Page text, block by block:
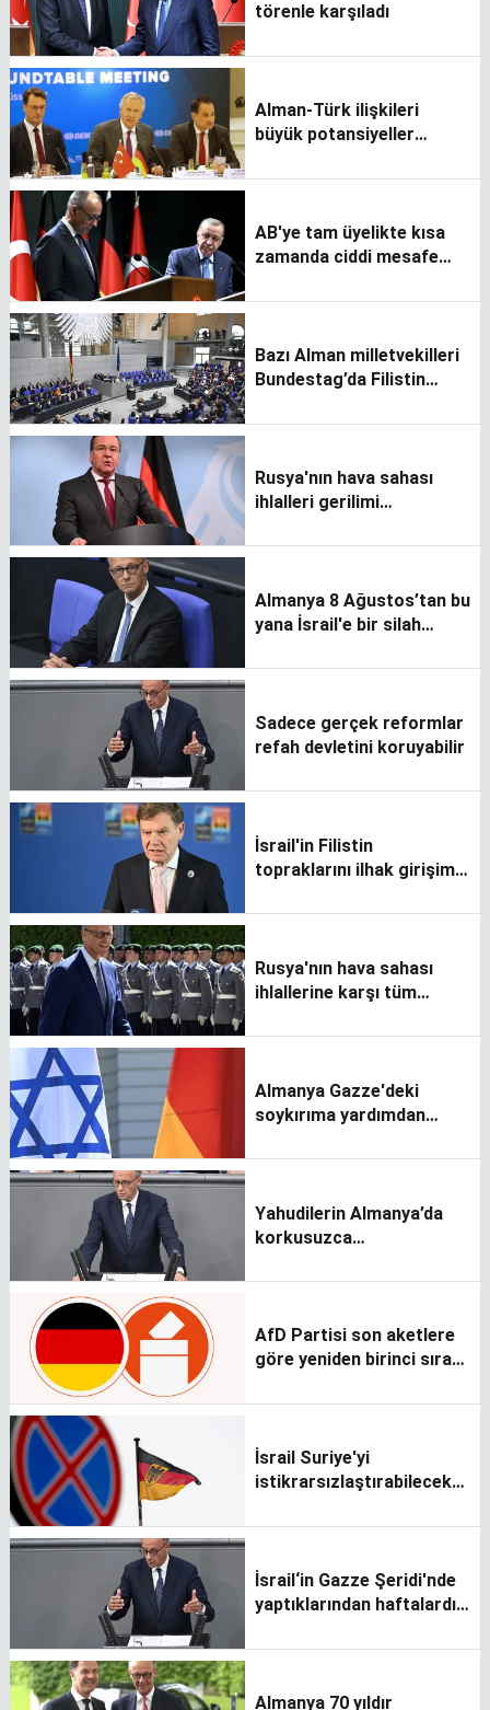
törenle karşıladı
Alman-Türk ilişkileri
büyük potansiyeller
AB'ye tam üyelikte kısa
zamanda ciddi mesafe
Bazı Alman milletvekilleri
Bundestag’da Filistin
Rusya'nın hava sahası
ihlalleri gerilimi
Almanya 8 Ağustos’tan bu
yana İsrail'e bir silah
Sadece gerçek reformlar
refah devletini koruyabilir
İsrail'in Filistin
topraklarını ilhak girişimi
Rusya'nın hava sahası
ihlallerine karşı tüm
Almanya Gazze'deki
soykırıma yardımdan
Yahudilerin Almanya’da
korkusuzca
çalışacağız
AfD Partisi son aketlere
göre yeniden birinci sıraya
İsrail Suriye'yi
istikrarsızlaştırabilecek
İsrail‘in Gazze Şeridi'nde
yaptıklarından haftalardır
Almanya 70 yıldır